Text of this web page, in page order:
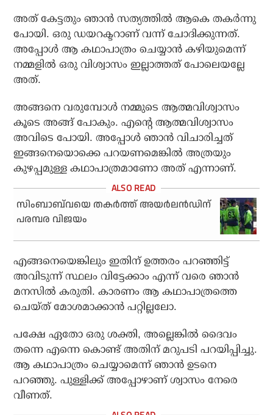
അത് കേട്ടതും ഞാന്‍ സത്യത്തില്‍ ആകെ തകര്‍ന്നു
പോയി. ഒരു ഡയറക്ടറാണ് വന്ന് ചോദിക്കുന്നത്.
അപ്പോള്‍ ആ കഥാപാത്രം ചെയ്യാന്‍ കഴിയുമെന്ന്
നമ്മളില്‍ ഒരു വിശ്വാസം ഇല്ലാത്തത് പോലെയല്ലേ
അത്.
അങ്ങനെ വരുമ്പോള്‍ നമ്മുടെ ആത്മവിശ്വാസം
കൂടെ അങ്ങ് പോകും. എന്റെ ആത്മവിശ്വാസം
അവിടെ പോയി. അപ്പോള്‍ ഞാന്‍ വിചാരിച്ചത്
ഇങ്ങനെയൊക്കെ പറയണമെങ്കില്‍ അത്രയും
കുഴപ്പമുള്ള കഥാപാത്രമാണോ അത് എന്നാണ്.
സിംബാബ്‌വയെ തകര്‍ത്ത് അയര്‍ലന്‍ഡിന്
പരമ്പര വിജയം
എങ്ങനെയെങ്കിലും ഇതിന് ഉത്തരം പറഞ്ഞിട്ട്
അവിടുന്ന് സ്ഥലം വിട്ടേക്കാം എന്ന് വരെ ഞാന്‍
മനസില്‍ കരുതി. കാരണം ആ കഥാപാത്രത്തെ
ചെയ്ത് മോശമാക്കാന്‍ പറ്റില്ലലോ.
പക്ഷേ ഏതോ ഒരു ശക്തി, അല്ലെങ്കില്‍ ദൈവം
തന്നെ എന്നെ കൊണ്ട് അതിന് മറുപടി പറയിപ്പിച്ചു.
ആ കഥാപാത്രം ചെയ്യാമെന്ന് ഞാന്‍ ഉടനെ
പറഞ്ഞു. പുള്ളിക്ക് അപ്പോഴാണ് ശ്വാസം നേരെ
വീണത്.